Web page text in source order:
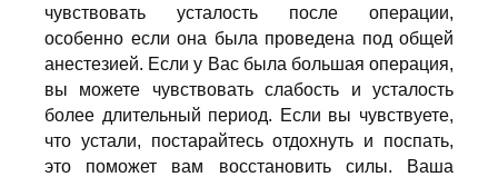
чувствовать усталость после операции,
особенно если она была проведена под общей
анестезией. Если у Вас была большая операция,
вы можете чувствовать слабость и усталость
более длительный период. Если вы чувствуете,
что устали, постарайтесь отдохнуть и поспать,
это поможет вам восстановить силы. Ваша